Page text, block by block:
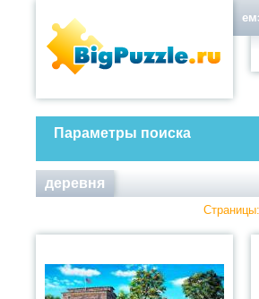
Параметры поиска
деревня
Страницы: